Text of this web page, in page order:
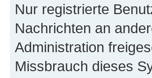
Nur registrierte
Nachrichten an
Administration
Missbrauch dieses